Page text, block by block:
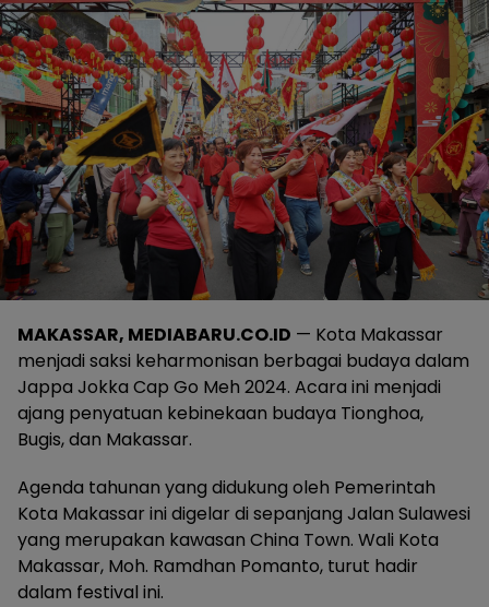
MAKASSAR, MEDIABARU.CO.ID — Kota Makassar
menjadi saksi keharmonisan berbagai budaya dalam
Jappa Jokka Cap Go Meh 2024. Acara ini menjadi
ajang penyatuan kebinekaan budaya Tionghoa,
Bugis, dan Makassar.
Agenda tahunan yang didukung oleh Pemerintah
Kota Makassar ini digelar di sepanjang Jalan Sulawesi
yang merupakan kawasan China Town. Wali Kota
Makassar, Moh. Ramdhan Pomanto, turut hadir
dalam festival ini.